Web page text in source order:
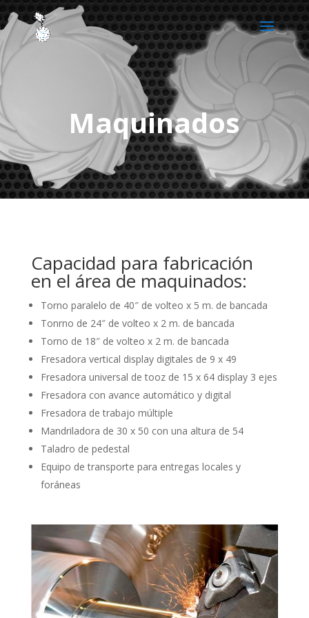
Maquinados
Capacidad para fabricación
en el área de maquinados:
Torno paralelo de 40″ de volteo x 5 m. de bancada
Tonrno de 24″ de volteo x 2 m. de bancada
Torno de 18″ de volteo x 2 m. de bancada
Fresadora vertical display digitales de 9 x 49
Fresadora universal de tooz de 15 x 64 display 3 ejes
Fresadora con avance automático y digital
Fresadora de trabajo múltiple
Mandriladora de 30 x 50 con una altura de 54
Taladro de pedestal
Equipo de transporte para entregas locales y
foráneas